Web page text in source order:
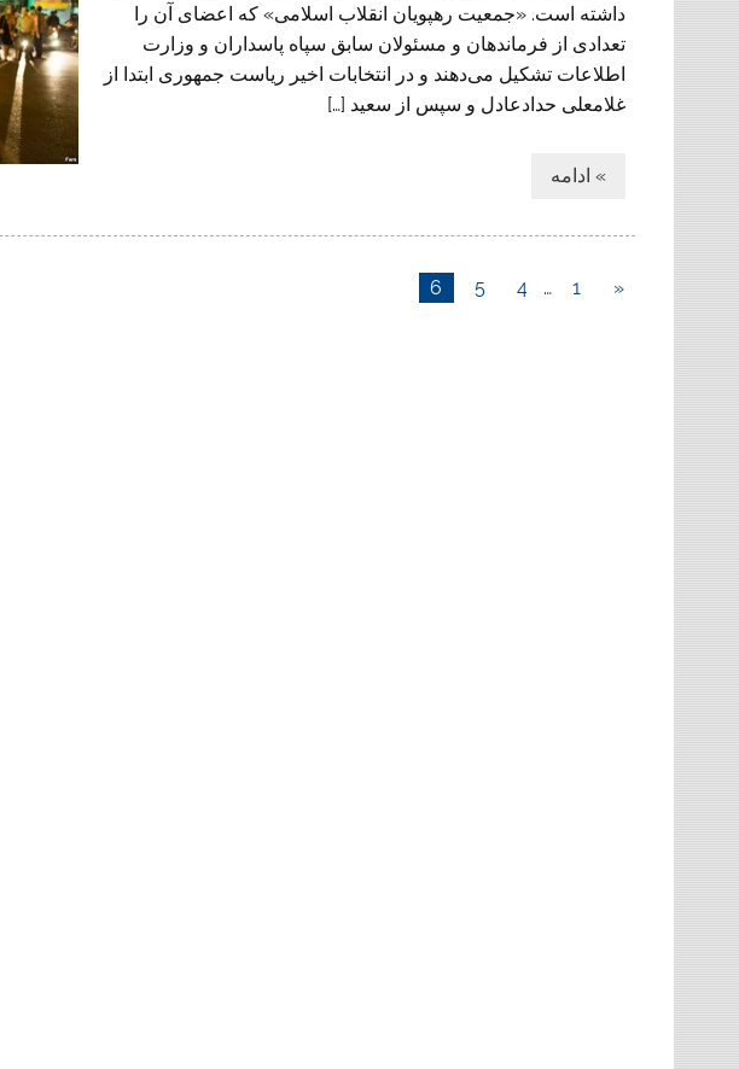
داشته است. «جمعيت رهپويان انقلاب اسلامی» که اعضای آن را
تعدادی از فرماندهان و مسئولان سابق سپاه پاسداران و وزارت
اطلاعات تشکيل می‌دهند و در انتخابات اخير رياست جمهوری ابتدا از
غلامعلی حدادعادل و سپس از سعيد […]
» ادامه
«
1
…
4
5
6